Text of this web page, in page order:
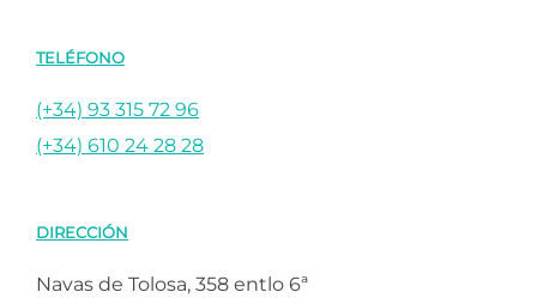
TELÉFONO
(+34) 93 315 72 96
(+34) 610 24 28 28
DIRECCIÓN
Navas de Tolosa, 358 entlo 6ª